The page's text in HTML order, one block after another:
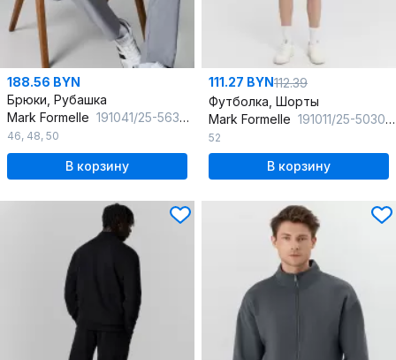
188.56 BYN
Брюки, Рубашка
Mark Formelle 191041/25-5636Ц-9 серый_камень
46, 48, 50
В корзину
111.27 BYN112.39
Футболка, Шорты
Mark Formelle 191011/25-5030Ц-7(3) молочный
52
В корзину